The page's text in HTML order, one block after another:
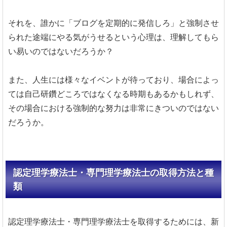
それを、誰かに「ブログを定期的に発信しろ」と強制させ
られた途端にやる気がうせるという心理は、理解してもら
い易いのではないだろうか？
また、人生には様々なイベントが待っており、場合によっ
ては自己研鑽どころではなくなる時期もあるかもしれず、
その場合における強制的な努力は非常にきついのではない
だろうか。
認定理学療法士・専門理学療法士の取得方法と種
類
認定理学療法士・専門理学療法士を取得するためには、新